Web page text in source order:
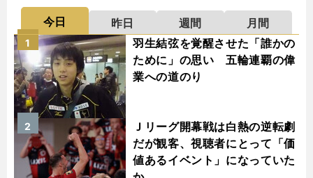
今日 昨日 週間
月間
羽生結弦を覚醒させた「誰かの
ために」の思い 五輪連覇の偉
業への道のり
1
Ｊリーグ開幕戦は白熱の逆転劇
だが観客、視聴者にとって「価
値あるイベント」になっていた
2